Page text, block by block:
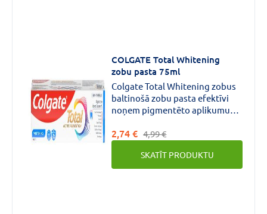
COLGATE Total Whitening
zobu pasta 75ml
Colgate Total Whitening zobus
baltinošā zobu pasta efektīvi
noņem pigmentēto aplikumu
aizsardzību simtprocentīgi
visam mutes dobumam,
ieskaitot zobus, mēli, vaigus un
smaganas.
2,74 € 4,99 €
SKATĪT PRODUKTU